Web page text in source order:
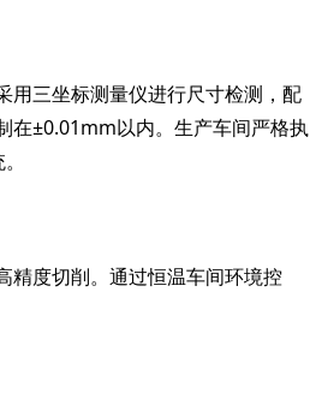
用三坐标测量仪进行尺寸检测，配
在±0.01mm以内。生产车间严格执
精度切削。通过恒温车间环境控